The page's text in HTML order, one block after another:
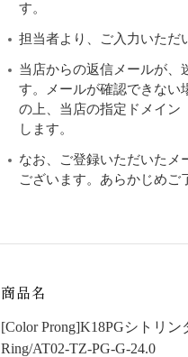
す。
担当者より、ご入力いただ
当店からの返信メールが、
す。メールが確認できない
の上、当店の指定ドメイン
します。
なお、ご登録いただいたメ
ございます。あらかじめご
商品名
[Color Prong]K18PGシトリ
Ring/AT02-TZ-PG-G-24.0